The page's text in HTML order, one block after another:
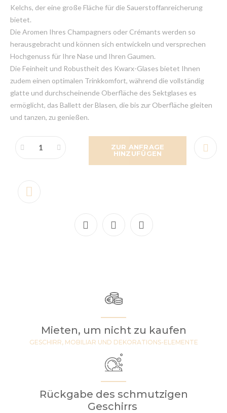
Kelchs, der eine große Fläche für die Sauerstoffanreicherung
bietet.
Die Aromen Ihres Champagners oder Crémants werden so
herausgebracht und können sich entwickeln und versprechen
Hochgenuss für Ihre Nase und Ihren Gaumen.
Die Feinheit und Robustheit des Kwarx-Glases bietet Ihnen
zudem einen optimalen Trinkkomfort, während die vollständig
glatte und durchscheinende Oberfläche des Sektglases es
ermöglicht, das Ballett der Blasen, die bis zur Oberfläche gleiten
und tanzen, zu genießen.
ZUR ANFRAGE
HINZUFÜGEN
Mieten, um nicht zu kaufen
GESCHIRR, MOBILIAR UND DEKORATIONS-ELEMENTE
Rückgabe des schmutzigen
Geschirrs